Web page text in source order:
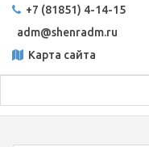
+7 (81851) 4-14-15
adm@shenradm.ru
Карта сайта